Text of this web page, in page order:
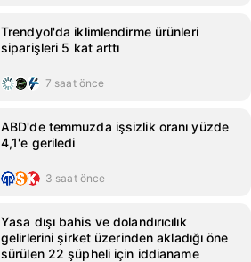
Trendyol'da iklimlendirme ürünleri
siparişleri 5 kat arttı
7 saat önce
ABD'de temmuzda işsizlik oranı yüzde
4,1'e geriledi
3 saat önce
Yasa dışı bahis ve dolandırıcılık
gelirlerini şirket üzerinden akladığı öne
sürülen 22 şüpheli için iddianame